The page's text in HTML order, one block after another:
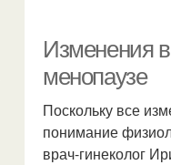
Изменения
менопаузе
Поскольку все
понимание
врач-гинеколог